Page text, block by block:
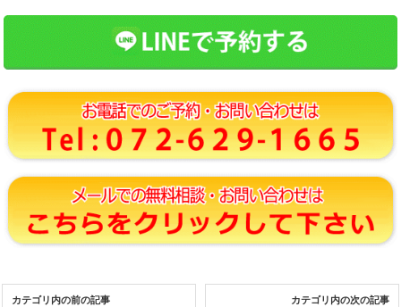
カテゴリ内の前の記事
カテゴリ内の次の記事